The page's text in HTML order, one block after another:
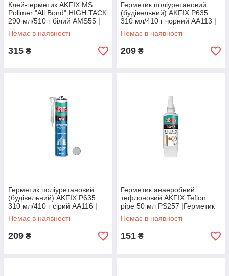
Клей-герметик AKFIX MS
Polimer "All Bond" HIGH TACK
290 мл/510 г білий AMS55 |
Клей-герметик AKFIX MS
Polimer "All Bond" HIGH TACK
Немає в наявності
315 ₴
Герметик поліуретановий
(будівельний) AKFIX P635
310 мл/410 г чорний AA113 |
Герметик полиуретановый
(строительный) AKFIX P635
Немає в наявності
209 ₴
Герметик поліуретановий
(будівельний) AKFIX P635
310 мл/410 г сірий AA116 |
Герметик полиуретановый
(строительный) AKFIX P635
Немає в наявності
209 ₴
Герметик анаеробний
тефлоновий AKFIX Teflon
pipe 50 мл PS257 |Герметик
анаэробный тефлоновый
AKFIX Teflon pipe 50 мл
Немає в наявності
151 ₴